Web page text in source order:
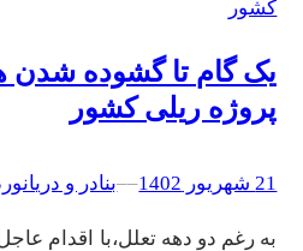
یک گام تا گشوده شدن
پروژه ریلی کشور
21 شهریور 1402 –
–بنادر و
به رغم دو دهه تعلل،با اقدام